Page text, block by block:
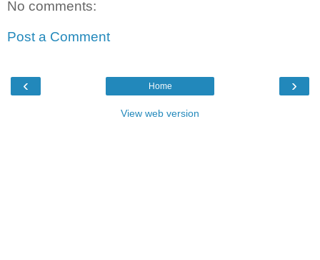
No comments:
Post a Comment
‹ ›
Home
View web version